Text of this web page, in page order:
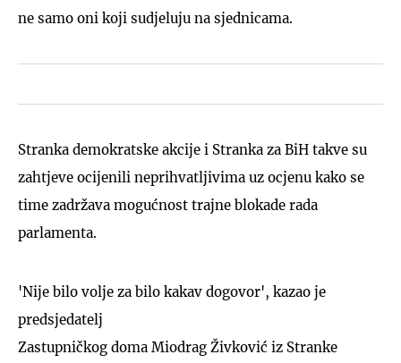
ne samo oni koji sudjeluju na sjednicama.
Stranka demokratske akcije i Stranka za BiH takve su
zahtjeve ocijenili neprihvatljivima uz ocjenu kako se
time zadržava mogućnost trajne blokade rada
parlamenta.
'Nije bilo volje za bilo kakav dogovor', kazao je
predsjedatelj
Zastupničkog doma Miodrag Živković iz Stranke